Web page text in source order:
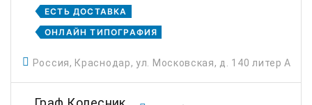
безупречное качество печати, отвечая
самым высоким ста...
ЕСТЬ ДОСТАВКА
ОНЛАЙН ТИПОГРАФИЯ
Россия, Краснодар, ул. Московская, д. 140 литер А